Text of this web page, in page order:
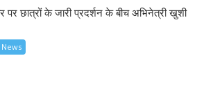
पर छात्रों के जारी प्रदर्शन के बीच अभिनेत्री खुशी
News